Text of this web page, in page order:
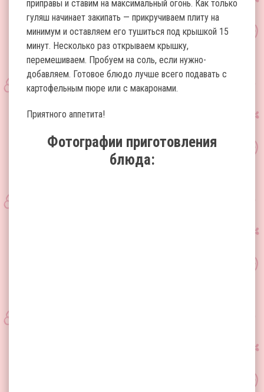
приправы и ставим на максимальный огонь. Как только
гуляш начинает закипать — прикручиваем плиту на
минимум и оставляем его тушиться под крышкой 15
минут. Несколько раз открываем крышку,
перемешиваем. Пробуем на соль, если нужно-
добавляем. Готовое блюдо лучше всего подавать с
картофельным пюре или с макаронами.
Приятного аппетита!
Фотографии приготовления
блюда: